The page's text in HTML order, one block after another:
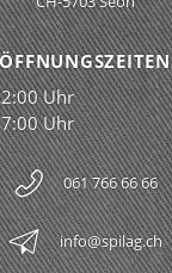
ÖFFNUNGSZEITEN
Uhr
Uhr
061 766 66 66
info@spilag.ch